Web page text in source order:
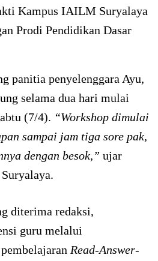
Kampus IAILM Suryalaya
Prodi Pendidikan Dasar
panitia penyelenggara Ayu,
selama dua hari mulai
(7/4). “Workshop dimulai
sampai jam tiga sore pak,
dengan besok,” ujar
diterima redaksi,
guru melalui
Read-Answer-